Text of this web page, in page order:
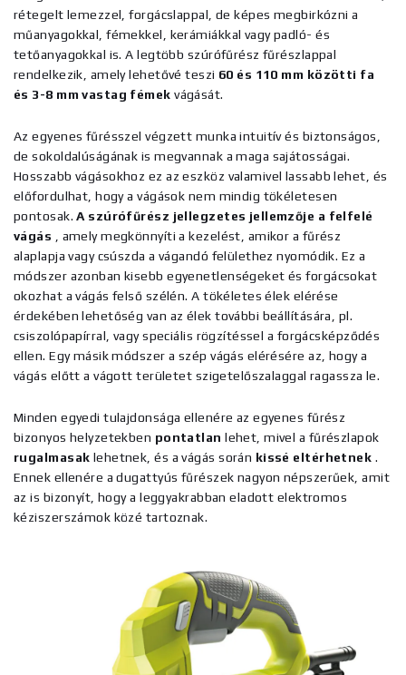
rétegelt lemezzel, forgácslappal, de képes megbirkózni a
műanyagokkal, fémekkel, kerámiákkal vagy padló- és
tetőanyagokkal is. A legtöbb szúrófűrész fűrészlappal
rendelkezik, amely lehetővé teszi 60 és 110 mm közötti fa
és 3-8 mm vastag fémek vágását.
Az egyenes fűrésszel végzett munka intuitív és biztonságos,
de sokoldalúságának is megvannak a maga sajátosságai.
Hosszabb vágásokhoz ez az eszköz valamivel lassabb lehet, és
előfordulhat, hogy a vágások nem mindig tökéletesen
pontosak.A szúrófűrész jellegzetes jellemzője a felfelé
vágás , amely megkönnyíti a kezelést, amikor a fűrész
alaplapja vagy csúszda a vágandó felülethez nyomódik. Ez a
módszer azonban kisebb egyenetlenségeket és forgácsokat
okozhat a vágás felső szélén. A tökéletes élek elérése
érdekében lehetőség van az élek további beállítására, pl.
csiszolópapírral, vagy speciális rögzítéssel a forgácsképződés
ellen. Egy másik módszer a szép vágás elérésére az, hogy a
vágás előtt a vágott területet szigetelőszalaggal ragassza le.
Minden egyedi tulajdonsága ellenére az egyenes fűrész
bizonyos helyzetekben pontatlan lehet, mivel a fűrészlapok
rugalmasak lehetnek, és a vágás során kissé eltérhetnek .
Ennek ellenére a dugattyús fűrészek nagyon népszerűek, amit
az is bizonyít, hogy a leggyakrabban eladott elektromos
kéziszerszámok közé tartoznak.